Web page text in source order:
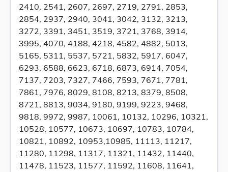
2410, 2541, 2607, 2697, 2719, 2791, 2853,
2854, 2937, 2940, 3041, 3042, 3132, 3213,
3272, 3391, 3451, 3519, 3721, 3768, 3914,
3995, 4070, 4188, 4218, 4582, 4882, 5013,
5165, 5311, 5537, 5721, 5832, 5917, 6047,
6293, 6588, 6623, 6718, 6873, 6914, 7054,
7137, 7203, 7327, 7466, 7593, 7671, 7781,
7861, 7976, 8029, 8108, 8213, 8379, 8508,
8721, 8813, 9034, 9180, 9199, 9223, 9468,
9818, 9972, 9987, 10061, 10132, 10296, 10321,
10528, 10577, 10673, 10697, 10783, 10784,
10821, 10892, 10953,10985, 11113, 11217,
11280, 11298, 11317, 11321, 11432, 11440,
11478, 11523, 11577, 11592, 11608, 11641,